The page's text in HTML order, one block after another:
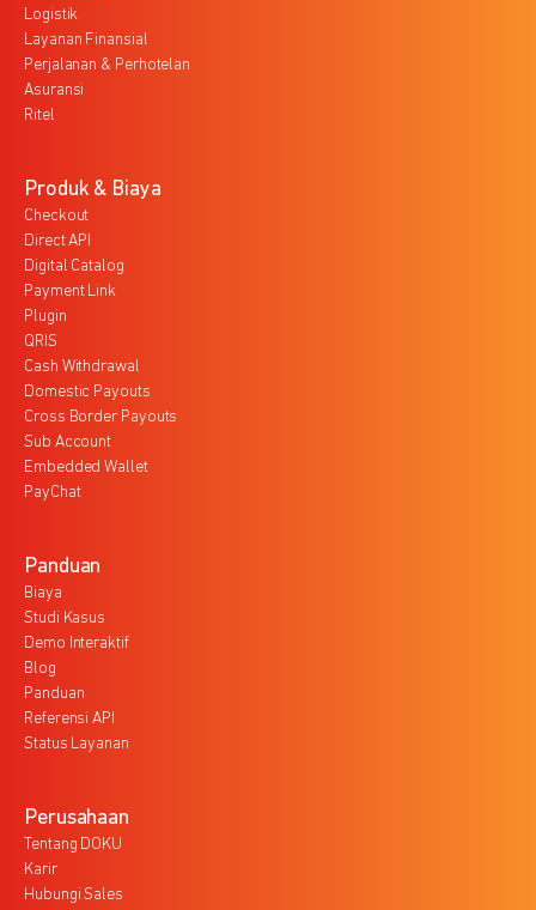
Logistik
Layanan Finansial
Perjalanan & Perhotelan
Asuransi
Ritel
Produk & Biaya
Checkout
Direct API
Digital Catalog
Payment Link
Plugin
QRIS
Cash Withdrawal
Domestic Payouts
Cross Border Payouts
Sub Account
Embedded Wallet
PayChat
Panduan
Biaya
Studi Kasus
Demo Interaktif
Blog
Panduan
Referensi API
Status Layanan
Perusahaan
Tentang DOKU
Karir
Hubungi Sales